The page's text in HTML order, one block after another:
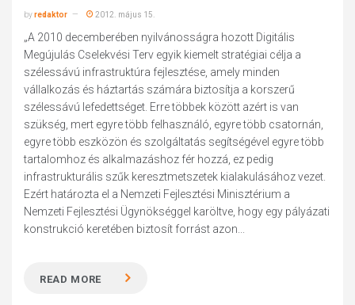
byredaktor 2012. május 15.
„A 2010 decemberében nyilvánosságra hozott Digitális
Megújulás Cselekvési Terv egyik kiemelt stratégiai célja a
szélessávú infrastruktúra fejlesztése, amely minden
vállalkozás és háztartás számára biztosítja a korszerű
szélessávú lefedettséget. Erre többek között azért is van
szükség, mert egyre több felhasználó, egyre több csatornán,
egyre több eszközön és szolgáltatás segítségével egyre több
tartalomhoz és alkalmazáshoz fér hozzá, ez pedig
infrastrukturális szűk keresztmetszetek kialakulásához vezet.
Ezért határozta el a Nemzeti Fejlesztési Minisztérium a
Nemzeti Fejlesztési Ügynökséggel karöltve, hogy egy pályázati
konstrukció keretében biztosít forrást azon...
READ MORE